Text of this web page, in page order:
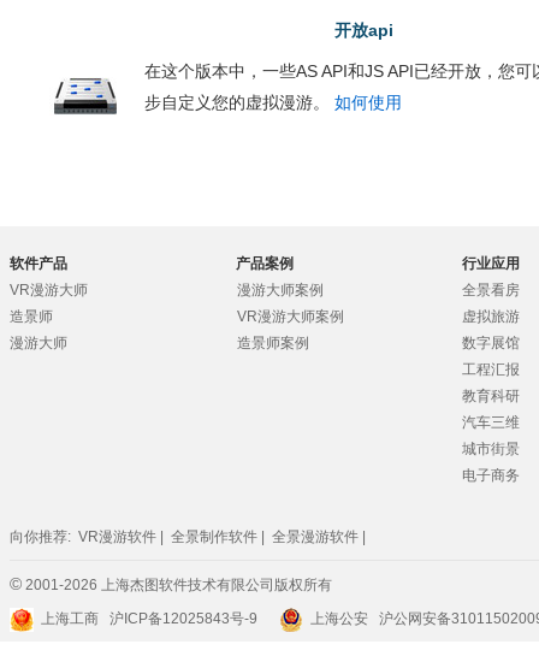
开放api
在这个版本中，一些AS API和JS API已经开放，您可
步自定义您的虚拟漫游。 如何使用
软件产品
VR漫游大师
造景师
漫游大师
产品案例
漫游大师案例
VR漫游大师案例
造景师案例
行业应用
全景看房
虚拟旅游
数字展馆
工程汇报
教育科研
汽车三维
城市街景
电子商务
向你推荐: VR漫游软件 全景制作软件 全景漫游软件
© 2001-2026 上海杰图软件技术有限公司版权所有
上海工商
沪ICP备12025843号-9 上海公安 沪公网安备